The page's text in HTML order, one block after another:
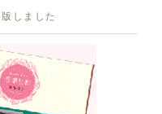
しました